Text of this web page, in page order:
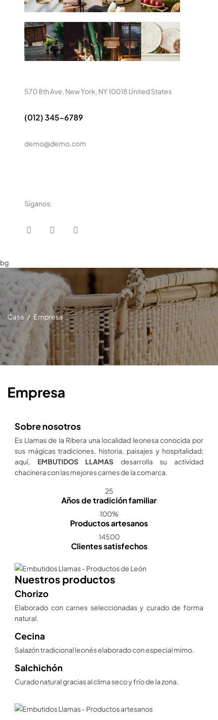
570 8th Ave, New York, NY 10018 United States
(012) 345-6789
demo@demo.com
Síganos:
bg
Casa Empresa
Empresa
Sobre nosotros
Es Llamas de la Ribera una localidad leonesa conocida por
sus mágicas tradiciones, historia, paisajes y hospitalidad;
aquí, EMBUTIDOS LLAMAS desarrolla su actividad
chacinera con las mejores carnes de la comarca.
25
Años de tradición familiar
100%
Productos artesanos
14500
Clientes satisfechos
Nuestros productos
Chorizo
Elaborado con carnes seleccionadas y curado de forma
natural.
Cecina
Salazón tradicional leonés elaborado con especial mimo.
Salchichón
Curado natural gracias al clima seco y frío de la zona.